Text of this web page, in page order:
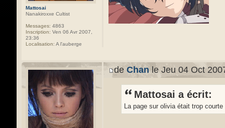
Mattosai
Nanakiroxxe Cultist
Messages: 4863
Inscription: Ven 06 Avr 2007,
23:36
Localisation: A l'auberge
de Chanle Jeu 04 Oct
Mattosai a écrit:
La page sur olivia était trop courte